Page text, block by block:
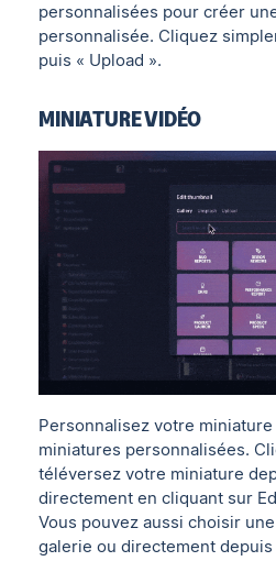
personnalisées pour créer
personnalisée. Cliquez
puis « Upload ».
MINIATURE VIDÉO
Personnalisez votre
miniatures personnalisées.
téléversez votre miniature
directement en cliquant sur
Vous pouvez aussi choisir
galerie ou directement depuis